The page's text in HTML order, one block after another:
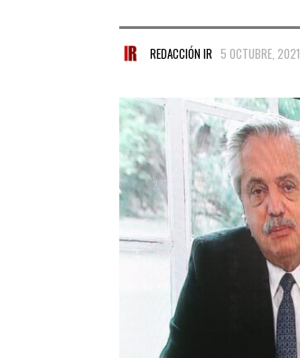
REDACCIÓN IR 5 OCTUBRE, 2021